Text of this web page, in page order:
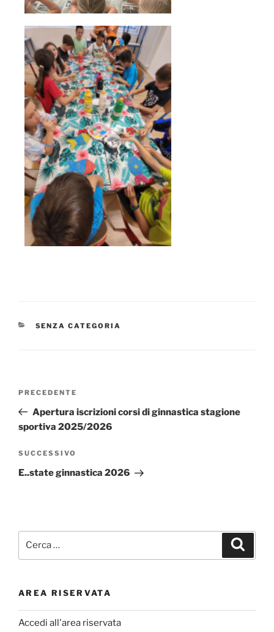
CATEGORIE
SENZA CATEGORIA
Navigazione
Articolo
precedente:
PRECEDENTE
Apertura iscrizioni corsi di ginnastica stagione
sportiva 2025/2026
Articolo
successivo
SUCCESSIVO
E..state ginnastica 2026
AREA RISERVATA
Accedi all'area riservata